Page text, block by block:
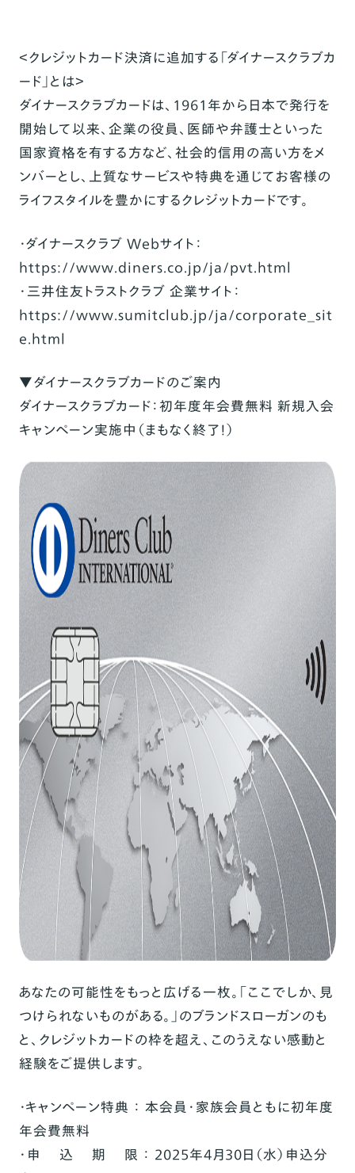
＜クレジットカード決済に追加する「ダイナースクラブカ
ード」とは＞
ダイナースクラブカードは、1961年から日本で発行を
開始して以来、企業の役員、医師や弁護士といった
国家資格を有する方など、社会的信用の高い方をメ
ンバーとし、上質なサービスや特典を通じてお客様の
ライフスタイルを豊かにするクレジットカードです。
・ダイナースクラブ Webサイト：
https://www.diners.co.jp/ja/pvt.html
・ 三井住友トラストクラブ 企業サイト：
https://www.sumitclub.jp/ja/corporate_sit
e.html
▼ダイナースクラブカードのご案内
ダイナースクラブカード：初年度年会費無料 新規入会
キャンペーン実施中（まもなく終了！）
あなたの可能性をもっと広げる一枚。「ここでしか、見
つけられないものがある。」のブランドスローガンのも
と、クレジットカードの枠を超え、このうえない感動と
経験をご提供します。
・キャンペーン特典 ： 本会員・家族会員ともに初年度
年会費無料
・申 込 期 限 ： 2025年4月30日（水）申込分